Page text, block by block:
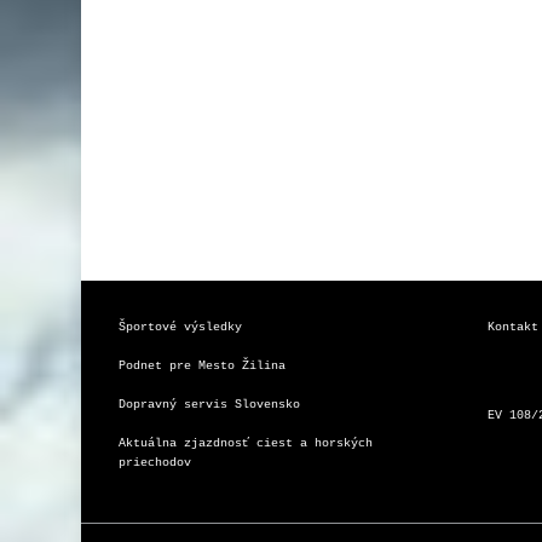
Športové výsledky
Podnet pre Mesto Žilina
Dopravný servis Slovensko
Aktuálna zjazdnosť ciest a horských
priechodov
EV 108/